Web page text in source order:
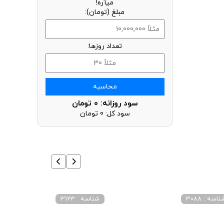
میآره!
مبلغ (تومان):
تعداد روزها:
محاسبه
سود روزانه: 0 تومان
سود کل: 0 تومان
: 3088 شناسه : 3123